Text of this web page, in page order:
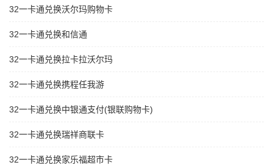
32一卡通兑换沃尔玛购物卡
32一卡通兑换和信通
32一卡通兑换拉卡拉沃尔玛
32一卡通兑换携程任我游
32一卡通兑换中银通支付(银联购物卡)
32一卡通兑换瑞祥商联卡
32一卡通兑换家乐福超市卡